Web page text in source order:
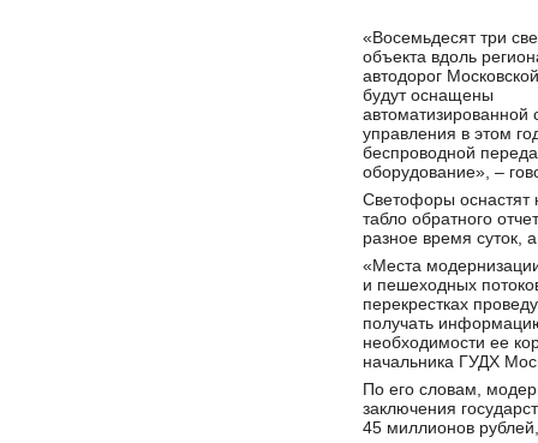
«Восемьдесят три
объекта вдоль
автодорог
будут оснащены
автоматизированной
управления в этом
беспроводной
оборудование», –
Светофоры оснастят
табло обратного
разное время суток,
«Места
и пешеходных
перекрестках
получать
необходимости ее
начальника ГУДХ
По его словам,
заключения
45 миллионов